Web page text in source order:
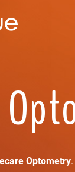
Optometry.